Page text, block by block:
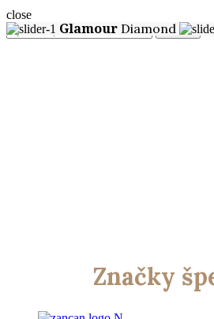
close
Search
for:
Search
Glamour Diamond
Značky